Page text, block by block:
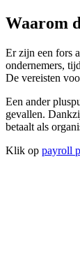
Waarom
Er zijn een fors
ondernemers,
De vereisten
Een ander
gevallen.
betaalt als
Klik op payroll